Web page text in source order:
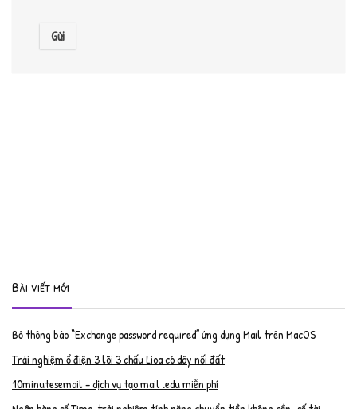
Bài viết mới
Bỏ thông báo “Exchange password required” ứng dụng Mail trên MacOS
Trải nghiệm ổ điện 3 lõi 3 chấu Lioa có dây nối đất
10minutesemail – dịch vụ tạo mail .edu miễn phí